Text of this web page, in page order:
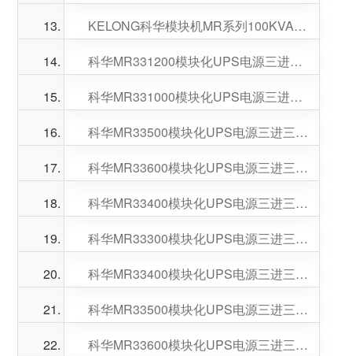
KELONG科华模块机MR系列100KVA功率模块数量可选
科华MR331200模块化UPS电源三进三出100-1200KVA可选
科华MR331000模块化UPS电源三进三出100-1000KVA可选
科华MR33500模块化UPS电源三进三出100-500KVA可选
科华MR33600模块化UPS电源三进三出100-600KVA可选
科华MR33400模块化UPS电源三进三出100-400KVA可选
科华MR33300模块化UPS电源三进三出50-300KVA可选
科华MR33400模块化UPS电源三进三出50-400KVA可选
科华MR33500模块化UPS电源三进三出50-500KVA可选
科华MR33600模块化UPS电源三进三出50-600KVA可选